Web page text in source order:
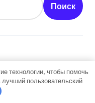
Поиск
Полное
технологии, чтобы помочь
лучший пользовательский